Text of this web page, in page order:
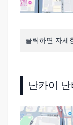
클릭하면 자세
난카이